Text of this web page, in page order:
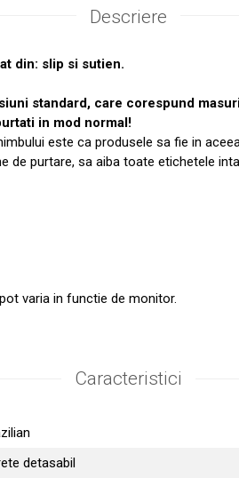
Descriere
din: slip si sutien.
standard, care corespund
in mod normal!
este ca produsele sa fie in
de purtare, sa aiba toate etichetele
varia in functie de monitor.
Caracteristici
detasabil